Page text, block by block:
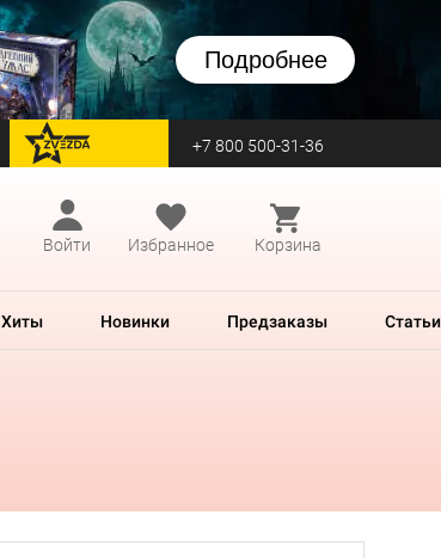
Подробнее
перейти на Zvezda +7 800 500-31-36
Войти
Избранное Корзина
Хиты Новинки Предзаказы Статьи